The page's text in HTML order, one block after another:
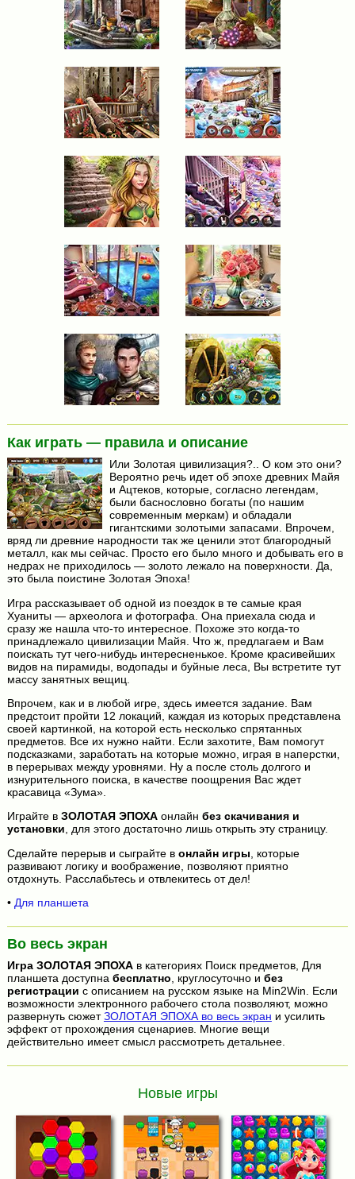
Как играть — правила и описание
Или Золотая цивилизация?.. О ком это они?
Вероятно речь идет об эпохе древних Майя
и Ацтеков, которые, согласно легендам,
были баснословно богаты (по нашим
современным меркам) и обладали
гигантскими золотыми запасами. Впрочем,
вряд ли древние народности так же ценили этот благородный
металл, как мы сейчас. Просто его было много и добывать его в
недрах не приходилось — золото лежало на поверхности. Да,
это была поистине Золотая Эпоха!
Игра рассказывает об одной из поездок в те самые края
Хуаниты — археолога и фотографа. Она приехала сюда и
сразу же нашла что-то интересное. Похоже это когда-то
принадлежало цивилизации Майя. Что ж, предлагаем и Вам
поискать тут чего-нибудь интересненькое. Кроме красивейших
видов на пирамиды, водопады и буйные леса, Вы встретите тут
массу занятных вещиц.
Впрочем, как и в любой игре, здесь имеется задание. Вам
предстоит пройти 12 локаций, каждая из которых представлена
своей картинкой, на которой есть несколько спрятанных
предметов. Все их нужно найти. Если захотите, Вам помогут
подсказками, заработать на которые можно, играя в наперстки,
в перерывах между уровнями. Ну а после столь долгого и
изнурительного поиска, в качестве поощрения Вас ждет
красавица «Зума».
Играйте в ЗОЛОТАЯ ЭПОХАонлайн без скачивания и
установки, для этого достаточно лишь открыть эту страницу.
Сделайте перерыв и сыграйте в онлайн игры , которые
развивают логику и воображение, позволяют приятно
отдохнуть. Расслабьтесь и отвлекитесь от дел!
• Для планшета
Во весь экран
Игра ЗОЛОТАЯ ЭПОХАв категориях Поиск предметов, Для
планшета доступна бесплатно, круглосуточно и без
регистрации с описанием на русском языке на Min2Win. Если
возможности электронного рабочего стола позволяют, можно
развернуть сюжетЗОЛОТАЯ ЭПОХА во весь экран и усилить
эффект от прохождения сценариев. Многие вещи
действительно имеет смысл рассмотреть детальнее.
Новые игры